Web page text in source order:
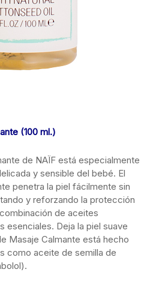
(100 ml.)
de NAÏF está especialmente
y sensible del bebé. El
penetra la piel fácilmente sin
y reforzando la protección
de aceites
esenciales. Deja la piel suave
Masaje Calmante está hecho
como aceite de semilla de